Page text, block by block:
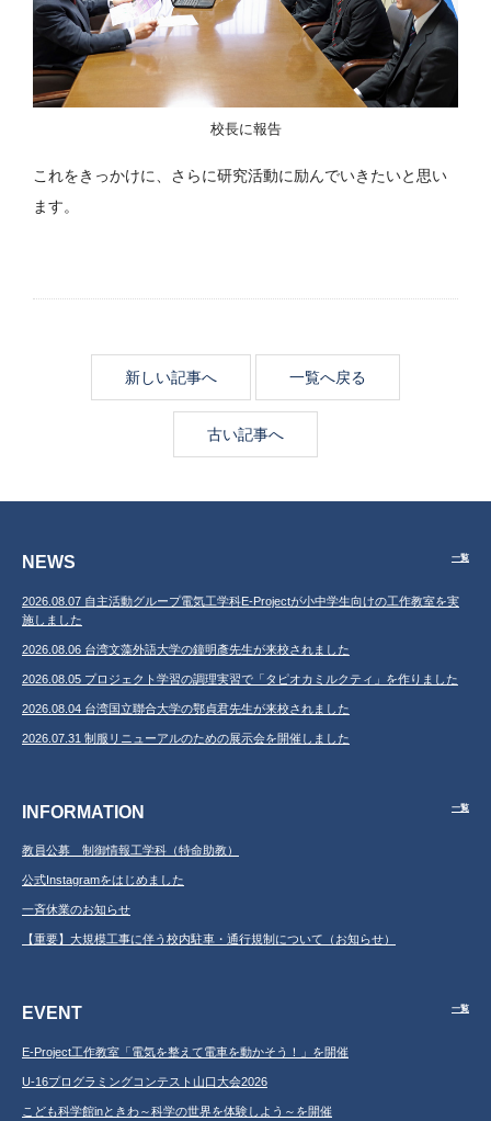
校長に報告
これをきっかけに、さらに研究活動に励んでいきたいと思い
ます。
新しい記事へ 一覧へ戻る
古い記事へ
NEWS 一覧
2026.08.07 自主活動グループ電気工学科E-Projectが小中学生向けの工作教室を実
施しました
2026.08.06 台湾文藻外語大学の鐘明彥先生が来校されました
2026.08.05 プロジェクト学習の調理実習で「タピオカミルクティ」を作りました
2026.08.04 台湾国立聯合大学の鄂貞君先生が来校されました
2026.07.31 制服リニューアルのための展示会を開催しました
INFORMATION 一覧
教員公募 制御情報工学科（特命助教）
公式Instagramをはじめました
一斉休業のお知らせ
【重要】大規模工事に伴う校内駐車・通行規制について（お知らせ）
EVENT 一覧
E-Project工作教室「電気を整えて電車を動かそう！」を開催
U-16プログラミングコンテスト山口大会2026
こども科学館inときわ～科学の世界を体験しよう～を開催